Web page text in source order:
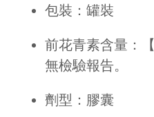
包裝：罐裝
前花青素含量：
無檢驗報告。
劑型：膠囊